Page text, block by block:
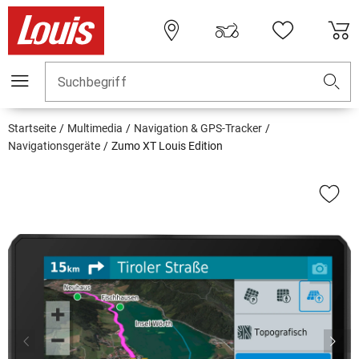
Suchbegriff
Startseite Multimedia
Navigation & GPS-Tracker
Navigationsgeräte
Zumo XT Louis Edition